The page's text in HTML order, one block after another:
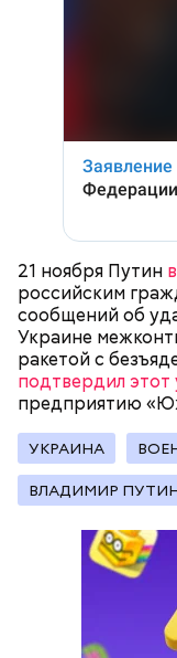
21 ноября Путин
российским
сообщений об
Украине
ракетой с
подтвердил этот
предприятию
УКРАИНА
ВЛАДИМИР
Вскоре Цуркова
июля 2023 года
Израиля
Как Цуркова
спецслужбы
В сентябре